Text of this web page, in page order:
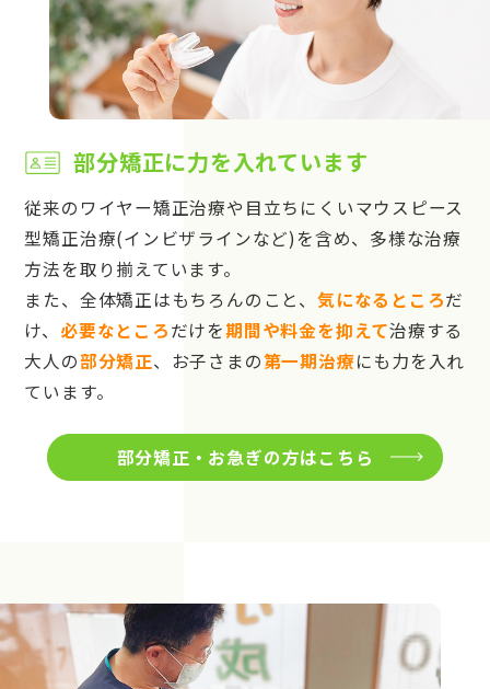
部分矯正に力を入れています
従来のワイヤー矯正治療や目立ちにくいマウスピース
型矯正治療(インビザラインなど)を含め、多様な治療
方法を取り揃えています。
また、全体矯正はもちろんのこと、 気になるところだ
け、 必要なところだけを期間や料金を抑えて治療する
大人の部分矯正、お子さまの第一期治療にも力を入れ
ています。
部分矯正・お急ぎの方はこちら